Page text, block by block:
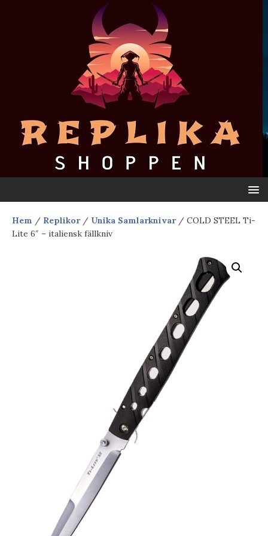
Hem / Replikor/ Unika Samlarknivar/ COLD STEEL Ti-
Lite 6″ – italiensk fällkniv